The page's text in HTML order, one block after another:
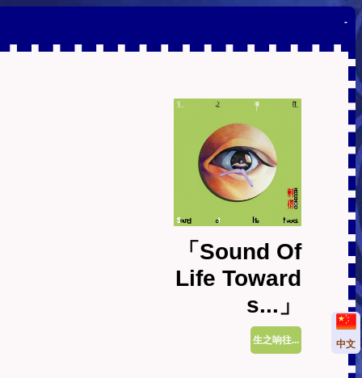
-
「Sound Of
Life Toward
s...」
生之响往... 中文